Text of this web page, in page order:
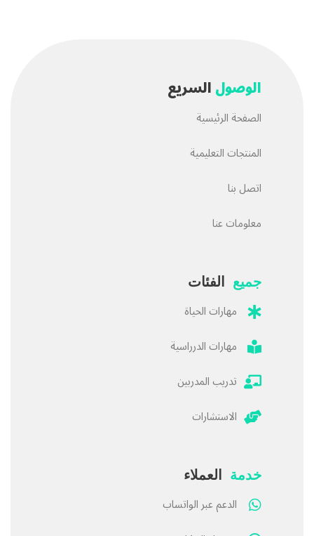
الوصولالسريع
الصفحة الرئيسية
المنتجات التعليمية
اتصل بنا
معلومات عنا
جميع الفئات
مهارات الحياة
مهارات الدرراسية
تدريب المدربين
الاستشارات
خدمة العملاء
الدعم عبر الواتساب